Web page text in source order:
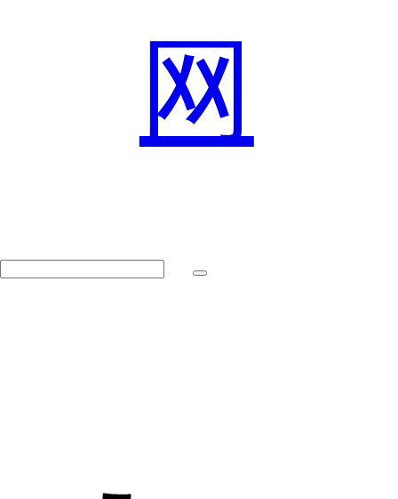
网